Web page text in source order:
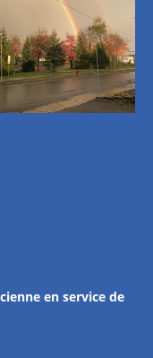
en service de